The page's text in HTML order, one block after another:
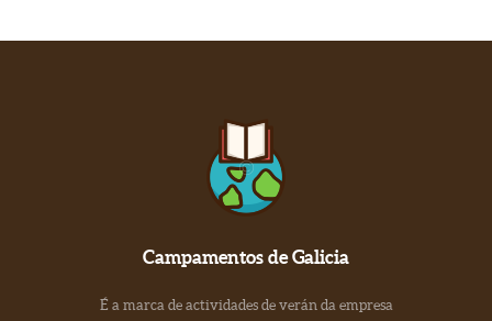
Campamentos de Galicia
É a marca de actividades de verán da empresa